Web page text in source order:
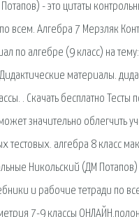
- это цитаты
всем. Алгебра 7 Мерзляк
по алгебре (9 класс) на
материалы.
. Скачать бесплатно Тесты
значительно облегчить
тестовых. алгебра 8 класс
Никольский (ДМ
и рабочие тетради по
7-9 классы